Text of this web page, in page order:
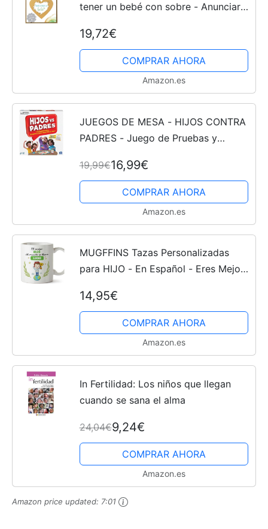
tener un bebé con sobre - Anunciar
19,72€
COMPRAR AHORA
Amazon.es
JUEGOS DE MESA - HIJOS CONTRA
PADRES - Juego de Pruebas y
6 jugadores - 6065093 - Juegos de
Mesa Niños 6 años +
19,99€16,99€
COMPRAR AHORA
Amazon.es
MUGFFINS Tazas Personalizadas
para HIJO - En Español - Eres Mejor
personalizable original y divertido
14,95€
COMPRAR AHORA
Amazon.es
In Fertilidad: Los niños que llegan
cuando se sana el alma
24,04€9,24€
COMPRAR AHORA
Amazon.es
Amazon price updated: 7:01